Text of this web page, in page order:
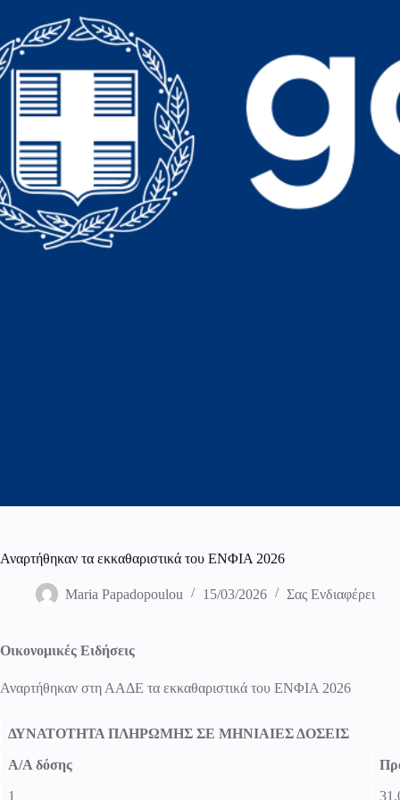
Αναρτήθηκαν τα εκκαθαριστικά του ΕΝΦΙΑ 2026
Maria Papadopoulou 15/03/2026 Σας Ενδιαφέρει
Οικονομικές Ειδήσεις
Αναρτήθηκαν στη ΑΑΔΕ τα εκκαθαριστικά του ΕΝΦΙΑ 2026
ΔΥΝΑΤΟΤΗΤΑ ΠΛΗΡΩΜΗΣ ΣΕ ΜΗΝΙΑΙΕΣ ΔΟΣΕΙΣ
Α/Α δόσης
1